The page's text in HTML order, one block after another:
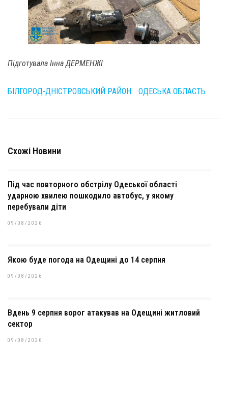
Підготувала Інна ДЕРМЕНЖІ
БІЛГОРОД-ДНІСТРОВСЬКИЙ РАЙОН ОДЕСЬКА ОБЛАСТЬ
Схожі Новини
Під час повторного обстрілу Одеської області
ударною хвилею пошкодило автобус, у якому
перебували діти
09/08/2026
Якою буде погода на Одещині до 14 серпня
09/08/2026
Вдень 9 серпня ворог атакував на Одещині житловий
сектор
09/08/2026